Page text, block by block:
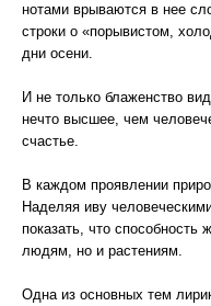
нотами врываются в нее
строки о «порывистом,
дни осени.
И не только блаженство
нечто высшее, чем
счастье.
В каждом проявлении
Наделяя иву
показать, что способность
людям, но и растениям.
Одна из основных тем